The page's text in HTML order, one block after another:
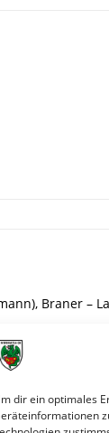
dir ein optimales
Braner –
Redwanz,